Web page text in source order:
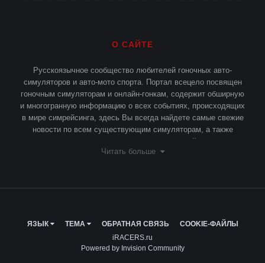
О САЙТЕ
Русскоязычное сообщество любителей гоночных авто-
симуляторов и авто-мото спорта. Портал всецело посвящен
гоночным симуляторам и онлайн-гонкам, содержит обширную
и многогранную информацию о всех событиях, происходящих
в мире симрейсинга, здесь Вы всегда найдете самые свежие
новости по всем существующим симуляторам, а также
различные статьи и публикации о симрейсинге.
Читать больше
ЯЗЫК ТЕМА ОБРАТНАЯ СВЯЗЬ
COOKIE-ФАЙЛЫ
iRACERS.ru
Powered by Invision Community